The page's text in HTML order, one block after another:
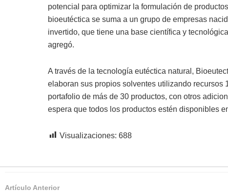
potencial para optimizar la formulación de
bioeutéctica se suma a un grupo de empresas
invertido, que tiene una base científica y
agregó.
A través de la tecnología eutéctica natural,
elaboran sus propios solventes utilizando recursos
portafolio de más de 30 productos, con otros
espera que todos los productos estén disponibles
Visualizaciones: 688
Artículo Anterior